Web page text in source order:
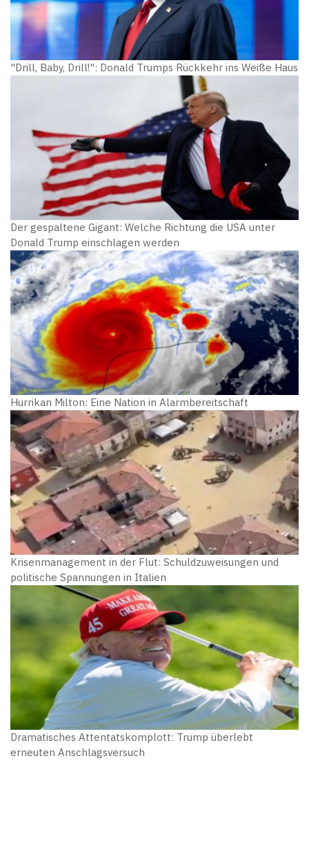
"Drill, Baby, Drill!": Donald Trumps Rückkehr ins Weiße Haus
Der gespaltene Gigant: Welche Richtung die USA unter
Donald Trump einschlagen werden
Hurrikan Milton: Eine Nation in Alarmbereitschaft
Krisenmanagement in der Flut: Schuldzuweisungen und
politische Spannungen in Italien
Dramatisches Attentatskomplott: Trump überlebt
erneuten Anschlagsversuch